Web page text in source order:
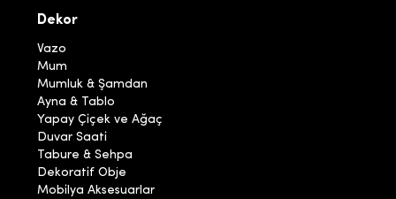
Dekor
Vazo
Mum
Mumluk & Şamdan
Ayna & Tablo
Yapay Çiçek ve Ağaç
Duvar Saati
Tabure & Sehpa
Dekoratif Obje
Mobilya Aksesuarlar